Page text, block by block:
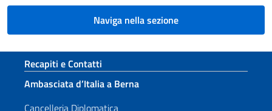
Naviga nella sezione
Sezione footer
Recapiti e Contatti
Ambasciata d’Italia a Berna
Cancelleria Diplomatica